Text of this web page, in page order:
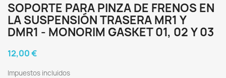
SOPORTE PARA PINZA DE FRENOS EN
LA SUSPENSIÓN TRASERA MR1 Y
DMR1 - MONORIM GASKET 01, 02 Y 03
12,00 €
Impuestos incluidos